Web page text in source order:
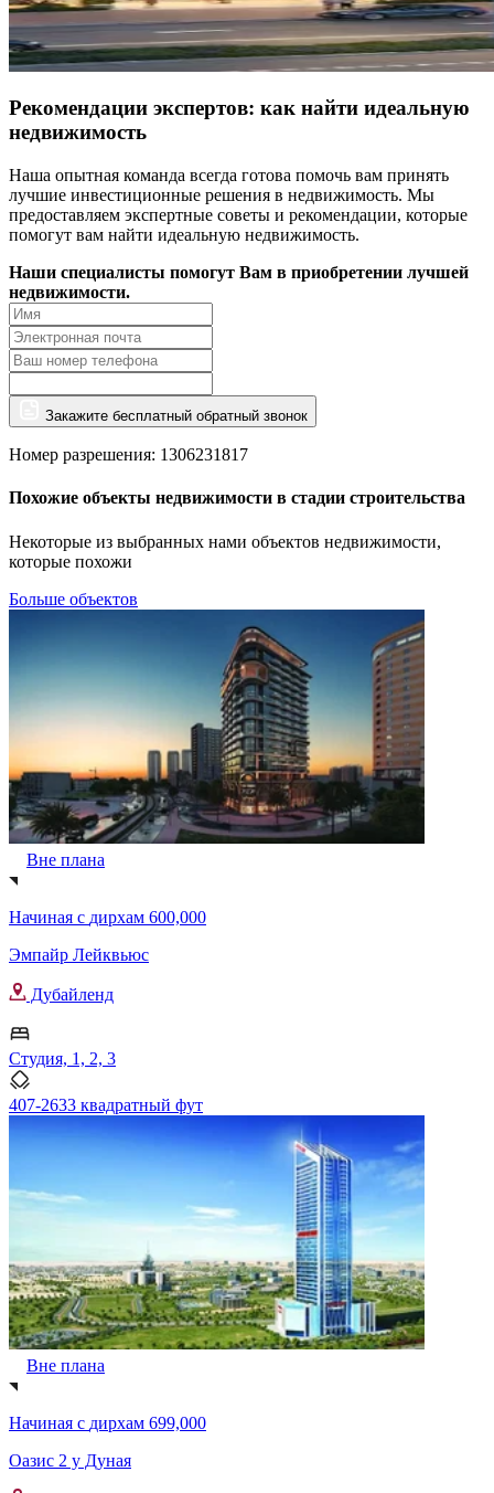
Рекомендации экспертов: как найти идеальную
недвижимость
Наша опытная команда всегда готова помочь вам принять
лучшие инвестиционные решения в недвижимость. Мы
предоставляем экспертные советы и рекомендации, которые
помогут вам найти идеальную недвижимость.
Наши специалисты помогут Вам в приобретении лучшей
недвижимости.
Закажите бесплатный обратный звонок
Номер разрешения: 1306231817
Похожие объекты недвижимости в стадии строительства
Некоторые из выбранных нами объектов недвижимости,
которые похожи
Больше объектов
Вне плана
Начиная с дирхам 600,000
Эмпайр Лейквьюс
Дубайленд
Студия, 1, 2, 3
407-2633 квадратный фут
Вне плана
Начиная с дирхам 699,000
Оазис 2 у Дуная